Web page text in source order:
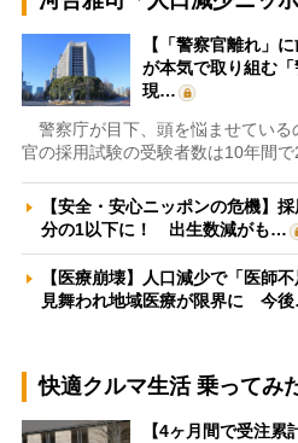
【「警察官離れ」
が本気で取り組む
現…
警察庁が目下、頭を悩ませている
官の採用試験の受験者数は10年間
【安全・安心ニッポンの危機】
分の1以下に！ 出生数減がも…
【医療崩壊】人口減少で「医師
見舞われ地域医療が限界に 今
快適クルマ生活 乗ってみ
【4ヶ月間で受注